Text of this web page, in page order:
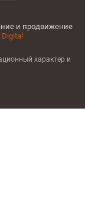
и продвижение
характер и